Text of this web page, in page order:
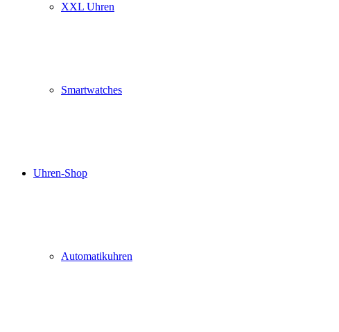
XXL Uhren
Smartwatches
Uhren-Shop
Automatikuhren